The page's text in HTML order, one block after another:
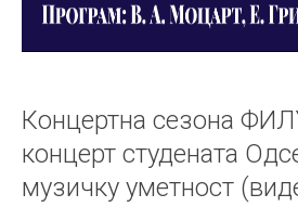
Концертна сезона
концерт студената
музичку уметност